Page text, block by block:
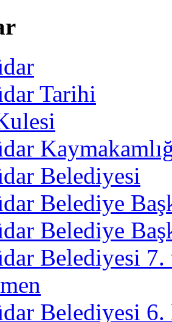
Tarihi
Belediyesi
Belediye
Belediye
Belediyesi
Belediyesi 6.